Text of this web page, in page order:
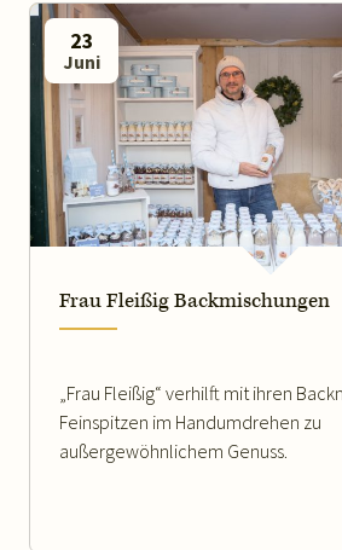
WEITERLESEN
23
Juni
Frau Fleißig Backmischungen
„Frau Fleißig“ verhilft mit ihren
Feinspitzen im Handumdrehen zu
außergewöhnlichem Genuss.